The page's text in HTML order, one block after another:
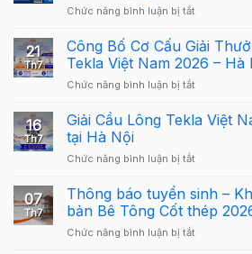
Chức năng bình luận bị tắtở
Tekla
Structures
Carbon
–
dẫn
Tekla
cho
người
21
Th7
Công Bố Cơ Cấu Giải
Tekla Việt Nam 2026 – Hà
Chức năng bình luận bị tắtở
Bố
Cơ
Giải
Giải
Cầu
Lông
Tekla
16
Th7
Giải Cầu Lông Tekla Việt
tại Hà Nội
Chức năng bình luận bị tắtở
Cầu
Lông
Tekla
Việt
07
Th7
Thông báo tuyển sinh –
bản Bê Tông Cốt thép
Chức năng bình luận bị tắtở